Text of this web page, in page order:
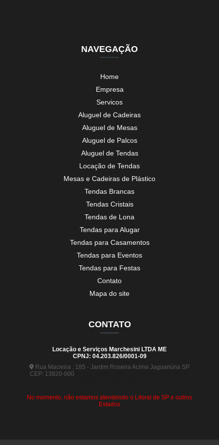
NAVEGAÇÃO
Home
Empresa
Servicos
Aluguel de Cadeiras
Aluguel de Mesas
Aluguel de Palcos
Aluguel de Tendas
Locação de Tendas
Mesas e Cadeiras de Plástico
Tendas Brancas
Tendas Cristais
Tendas de Lona
Tendas para Alugar
Tendas para Casamentos
Tendas para Eventos
Tendas para Festas
Contato
Mapa do site
CONTATO
Locação e Serviços Marchesini LTDA ME
CPNJ: 04.203.826/0001-09
Rua Macieira , 185 - Jardim Roseira Acima Jaguariúna SP
CEP: 13820-000
No momento, não estamos atendendo o Litoral de SP e outros
Estados